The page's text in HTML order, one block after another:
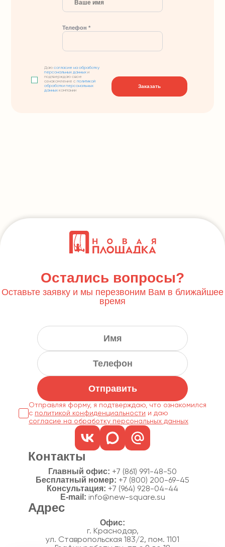
Телефон *
Даюсогласие на обработку
персональных данных и
подтверждаю свое
ознакомление сполитикой
обработки персональных
данных компании
Заказать
Остались вопросы?
Оставьте заявку и мы перезвоним Вам в ближайшее
время
Отправить
Отправляя форму, я подтверждаю, что ознакомился
с политикой конфиденциальности
согласие на обработку персональных данных
Контакты
Главный офис: +7 (861) 991-48-50
Бесплатный номер: +7 (800) 200-69-45
Консультация: +7 (964) 928-04-44
E-mail: info@new-square.su
Адрес
г. Краснодар,
ул. Ставропольская 183/2, пом. 1101